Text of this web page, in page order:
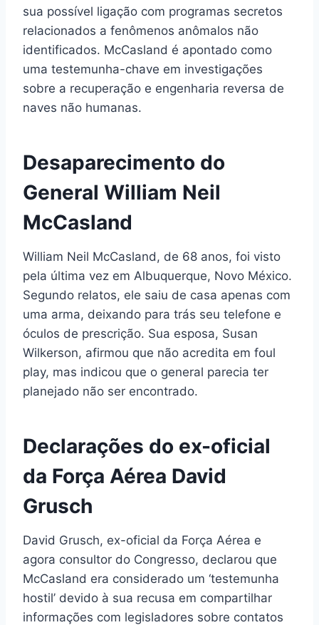
sua possível ligação com programas secretos
relacionados a fenômenos anômalos não
identificados. McCasland é apontado como
uma testemunha-chave em investigações
sobre a recuperação e engenharia reversa de
naves não humanas.
Desaparecimento do
General William Neil
McCasland
William Neil McCasland, de 68 anos, foi visto
pela última vez em Albuquerque, Novo México.
Segundo relatos, ele saiu de casa apenas com
uma arma, deixando para trás seu telefone e
óculos de prescrição. Sua esposa, Susan
Wilkerson, afirmou que não acredita em foul
play, mas indicou que o general parecia ter
planejado não ser encontrado.
Declarações do ex-oficial
da Força Aérea David
Grusch
David Grusch, ex-oficial da Força Aérea e
agora consultor do Congresso, declarou que
McCasland era considerado um ‘testemunha
hostil’ devido à sua recusa em compartilhar
informações com legisladores sobre contatos